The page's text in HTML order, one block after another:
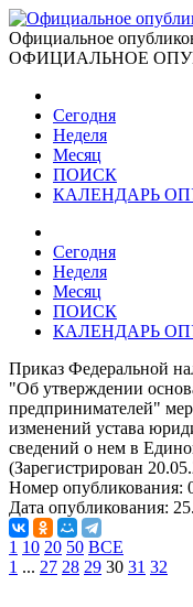
Официальное
ОФИЦИАЛЬНОЕ
Сегодня
Неделя
Месяц
ПОИСК
КАЛЕНДАРЬ
Сегодня
Неделя
Месяц
ПОИСК
КАЛЕНДАРЬ
Приказ Федеральной
"Об утверждении
предпринимателей"
изменений устава
сведений о нем в
(Зарегистрирован
Номер опубликования:
Дата опубликования:
1 10 20 50 ВСЕ
1 ... 27 28 29 30 31 32